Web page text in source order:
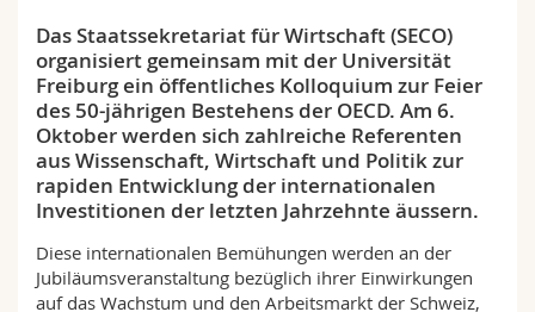
Interfakultär
Doktorierende
Vorlesungsverzeichnis
MyUnifr
Das Staatssekretariat für Wirtschaft (SECO)
organisiert gemeinsam mit der Universität
Freiburg ein öffentliches Kolloquium zur Feier
des 50-jährigen Bestehens der OECD. Am 6.
Oktober werden sich zahlreiche Referenten
aus Wissenschaft, Wirtschaft und Politik zur
rapiden Entwicklung der internationalen
Investitionen der letzten Jahrzehnte äussern.
Diese internationalen Bemühungen werden an der
Jubiläumsveranstaltung bezüglich ihrer Einwirkungen
auf das Wachstum und den Arbeitsmarkt der Schweiz,